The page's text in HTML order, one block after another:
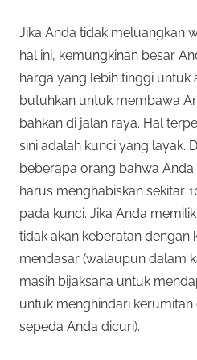
Jika Anda tidak meluangkan
hal ini, kemungkinan besar
harga yang lebih tinggi untuk
butuhkan untuk membawa
bahkan di jalan raya. Hal
sini adalah kunci yang layak.
beberapa orang bahwa
harus menghabiskan sekitar
pada kunci. Jika Anda
tidak akan keberatan dengan
mendasar (walaupun dalam
masih bijaksana untuk
untuk menghindari kerumitan
sepeda Anda dicuri).